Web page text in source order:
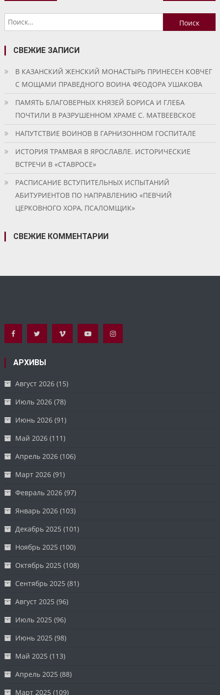
по
записям
Найти:
СВЕЖИЕ ЗАПИСИ
В КАЗАНСКИЙ ЖЕНСКИЙ МОНАСТЫРЬ ПРИНЕСЕН КОВЧЕГ
С МОЩАМИ ПРАВЕДНОГО ВОИНА ФЕОДОРА УШАКОВА
ПАМЯТЬ БЛАГОВЕРНЫХ КНЯЗЕЙ БОРИСА И ГЛЕБА
ПОЧТИЛИ В РАЗРУШЕННОМ ХРАМЕ С. МАТВЕЕВСКОЕ
НАПУТСТВИЕ ВОИНОВ В ГАРНИЗОННОМ ГОСПИТАЛЕ
ИСТОРИЯ ТРАМВАЯ В ЯРОСЛАВЛЕ. ИСТОРИЧЕСКИЕ
ВСТРЕЧИ В «СТАВРОСЕ»
РАСПИСАНИЕ ВСТУПИТЕЛЬНЫХ ИСПЫТАНИЙ
АБИТУРИЕНТОВ ПО НАПРАВЛЕНИЮ «ПЕВЧИЙ
ЦЕРКОВНОГО ХОРА, ПСАЛОМЩИК»
СВЕЖИЕ КОММЕНТАРИИ
АРХИВЫ
Август 2026 (15)
Июль 2026 (78)
Июнь 2026 (91)
Май 2026 (111)
Апрель 2026 (106)
Март 2026 (91)
Февраль 2026 (97)
Январь 2026 (103)
Декабрь 2025 (101)
Ноябрь 2025 (100)
Октябрь 2025 (108)
Сентябрь 2025 (81)
Август 2025 (96)
Июль 2025 (96)
Июнь 2025 (98)
Май 2025 (113)
Апрель 2025 (88)
Март 2025 (109)